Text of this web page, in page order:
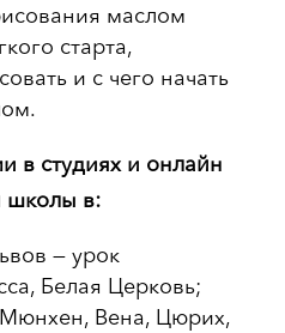
маслом
старта,
и с чего начать
в студиях и онлайн
школы в:
— урок
Белая Церковь;
Вена, Цюрих,